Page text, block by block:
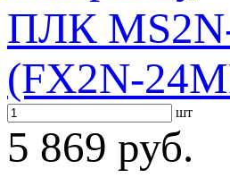
ПЛК
(FX2N-
шт
5 869 руб.